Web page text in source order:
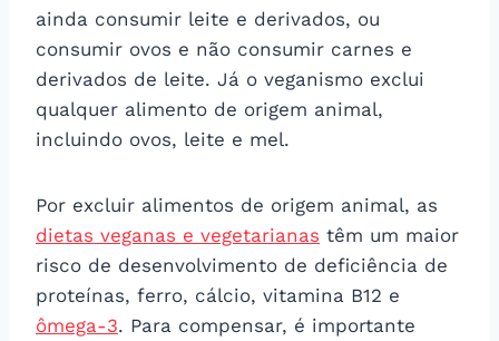
ainda consumir leite e derivados, ou
consumir ovos e não consumir carnes e
derivados de leite. Já o veganismo exclui
qualquer alimento de origem animal,
incluindo ovos, leite e mel.
Por excluir alimentos de origem animal, as
dietas veganas e vegetarianas têm um maior
risco de desenvolvimento de deficiência de
proteínas, ferro, cálcio, vitamina B12 e
ômega-3. Para compensar, é importante